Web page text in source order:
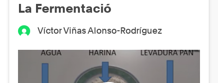
La Fermentació
Víctor Viñas Alonso-Rodríguez